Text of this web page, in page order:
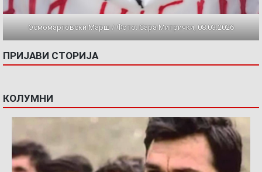
Осмомартовски Марш / Фото: Сара Митрички, 08.03.2026
ПРИЈАВИ СТОРИЈА
КОЛУМНИ